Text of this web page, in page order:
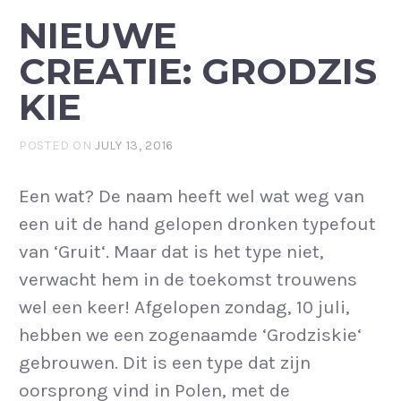
NIEUWE
CREATIE: GRODZIS
KIE
POSTED ONJULY 13, 2016
Een wat? De naam heeft wel wat weg van
een uit de hand gelopen dronken typefout
van ‘Gruit‘. Maar dat is het type niet,
verwacht hem in de toekomst trouwens
wel een keer! Afgelopen zondag, 10 juli,
hebben we een zogenaamde ‘Grodziskie‘
gebrouwen. Dit is een type dat zijn
oorsprong vind in Polen, met de